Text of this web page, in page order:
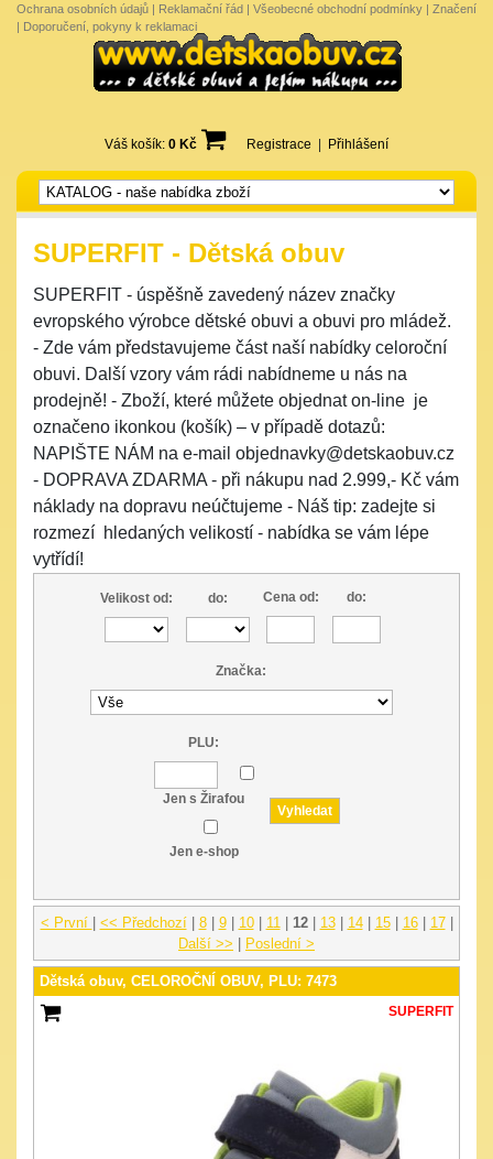
Ochrana osobních údajů | Reklamační řád | Všeobecné obchodní podmínky | Značení
| Doporučení, pokyny k reklamaci
Váš košík: 0 Kč Registrace Přihlášení
SUPERFIT - Dětská obuv
SUPERFIT - úspěšně zavedený název značky
evropského výrobce dětské obuvi a obuvi pro mládež.
- Zde vám představujeme část naší nabídky celoroční
obuvi. Další vzory vám rádi nabídneme u nás na
prodejně! - Zboží, které můžete objednat on-line je
označeno ikonkou (košík) – v případě dotazů:
NAPIŠTE NÁM na e-mail objednavky@detskaobuv.cz
- DOPRAVA ZDARMA - při nákupu nad 2.999,- Kč vám
náklady na dopravu neúčtujeme - Náš tip: zadejte si
rozmezí hledaných velikostí - nabídka se vám lépe
vytřídí!
Velikost od: do: Cena od: do:
Značka:
PLU:
Jen s Žirafou
Jen e-shop
< První << Předchozí| 8| 9| 10| 11| 12| 13| 14| 15| 16| 17|
Další >>
Poslední >
Dětská obuv, CELOROČNÍ OBUV, PLU: 7473
SUPERFIT